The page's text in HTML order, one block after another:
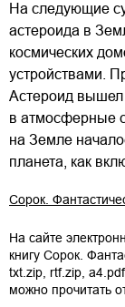
На следующие
астероида в
космических
устройствами.
Астероид вышел
в атмосферные
на Земле
планета, как
Сорок.
На сайте
книгу Сорок.
txt.zip, rtf.zip, a4.pdf
можно прочитать